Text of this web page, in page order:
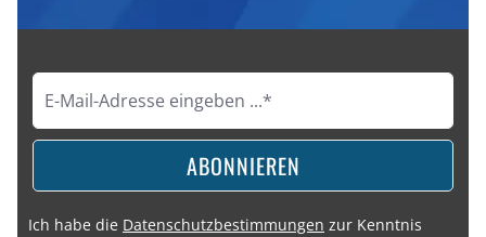
ABONNIEREN
Ich habe die Datenschutzbestimmungen zur Kenntnis